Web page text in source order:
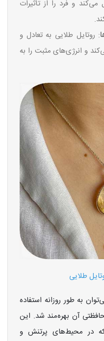
و فرد را از تأثیرات
: روتایل طلایی به تعادل و
و انرژی‌های مثبت را به
طلایی
به طور روزانه استفاده
آن بهره‌مند شد. این
که در محیط‌های پرتنش و